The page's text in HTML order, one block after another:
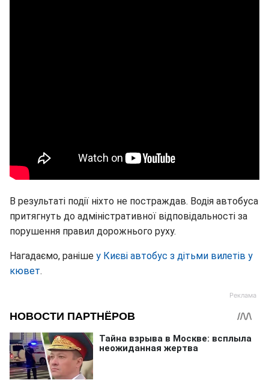
В результаті події ніхто не постраждав. Водія автобуса
притягнуть до адміністративної відповідальності за
порушення правил дорожнього руху.
Нагадаємо, раніше у Києві автобус з дітьми вилетів у
кювет.